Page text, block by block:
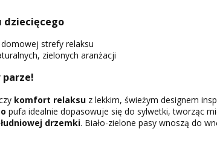
dziecięcego
strefy relaksu
zielonych aranżacji
parze!
komfort relaksuz lekkim, świeżym designem
pufa idealnie dopasowuje się do sylwetki, tworząc
drzemki. Biało-zielone pasy wnoszą do